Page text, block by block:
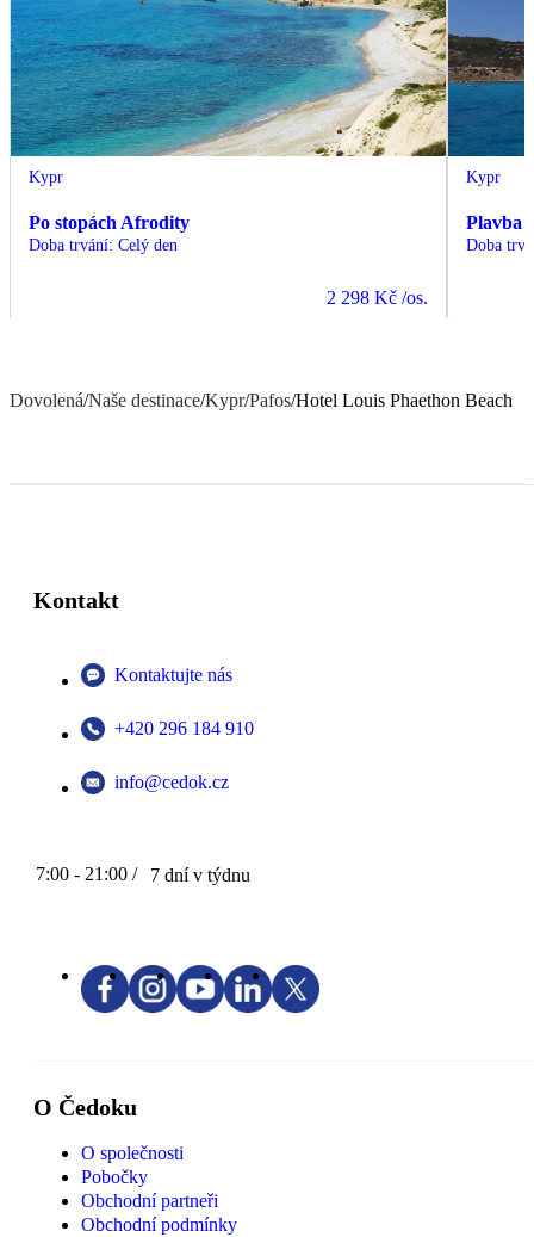
Kypr
Po stopách Afrodity
Doba trvání: Celý den
2 298 Kč /os.
Kypr
Plavba
Doba
Dovolená/Naše destinace/Kypr/Pafos/Hotel Louis Phaethon Beach
Kontakt
Kontaktujte nás
+420 296 184 910
info@cedok.cz
7:00 - 21:00 / 7 dní v týdnu
O Čedoku
O společnosti
Pobočky
Obchodní partneři
Obchodní podmínky